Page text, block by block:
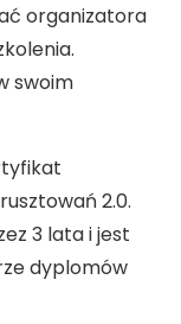
organizatora
swoim
2.0.
3 lata i jest
dyplomów